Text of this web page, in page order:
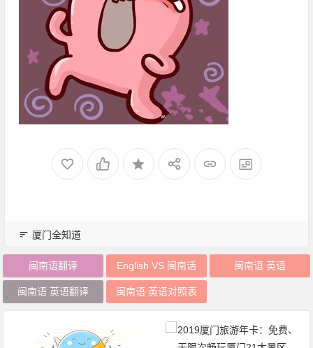
厦门全知道
闽南语翻译 English VS 闽南话 闽南语 英语
闽南语 英语翻译 闽南语 英语对照表